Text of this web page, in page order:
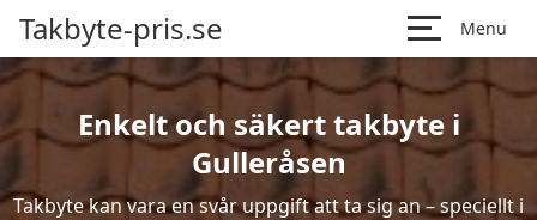
Takbyte-pris.se Menu
Enkelt och säkert takbyte i
Gulleråsen
Takbyte kan vara en svår uppgift att ta sig an – speciellt i